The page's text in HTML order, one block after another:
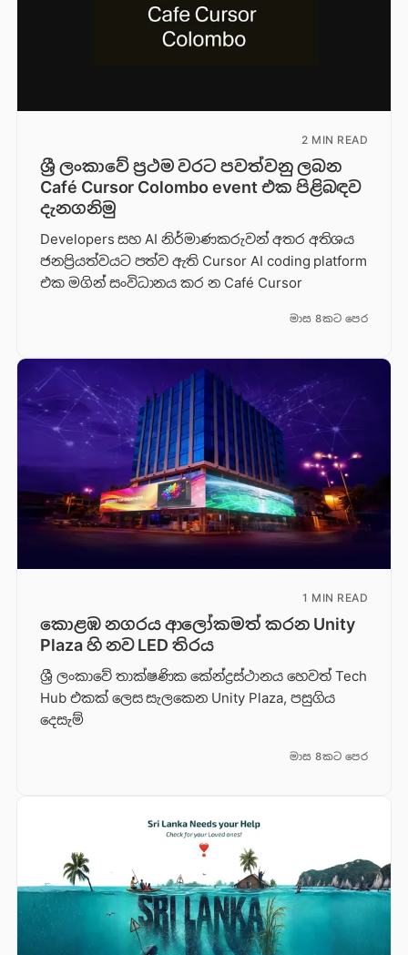
2 MIN READ
ශ්‍රී ලංකාවේ ප්‍රථම වරට පවත්වනු ලබන
Café Cursor Colombo event එක පිළිබඳව
දැනගනිමු
Developers සහ AI නිර්මාණකරුවන් අතර අතිශය
ජනප්‍රියත්වයට පත්ව ඇති Cursor AI coding platform
එක මගින් සංවිධානය කර න Café Cursor
මාස 8කට පෙර
1 MIN READ
කොළඹ නගරය ආලෝකමත් කරන Unity
Plaza හි නව LED තිරය
ශ්‍රී ලංකාවේ තාක්ෂණික කේන්ද්‍රස්ථානය හෙවත් Tech
Hub එකක් ලෙස සැලකෙන Unity Plaza, පසුගිය
දෙසැම්
මාස 8කට පෙර